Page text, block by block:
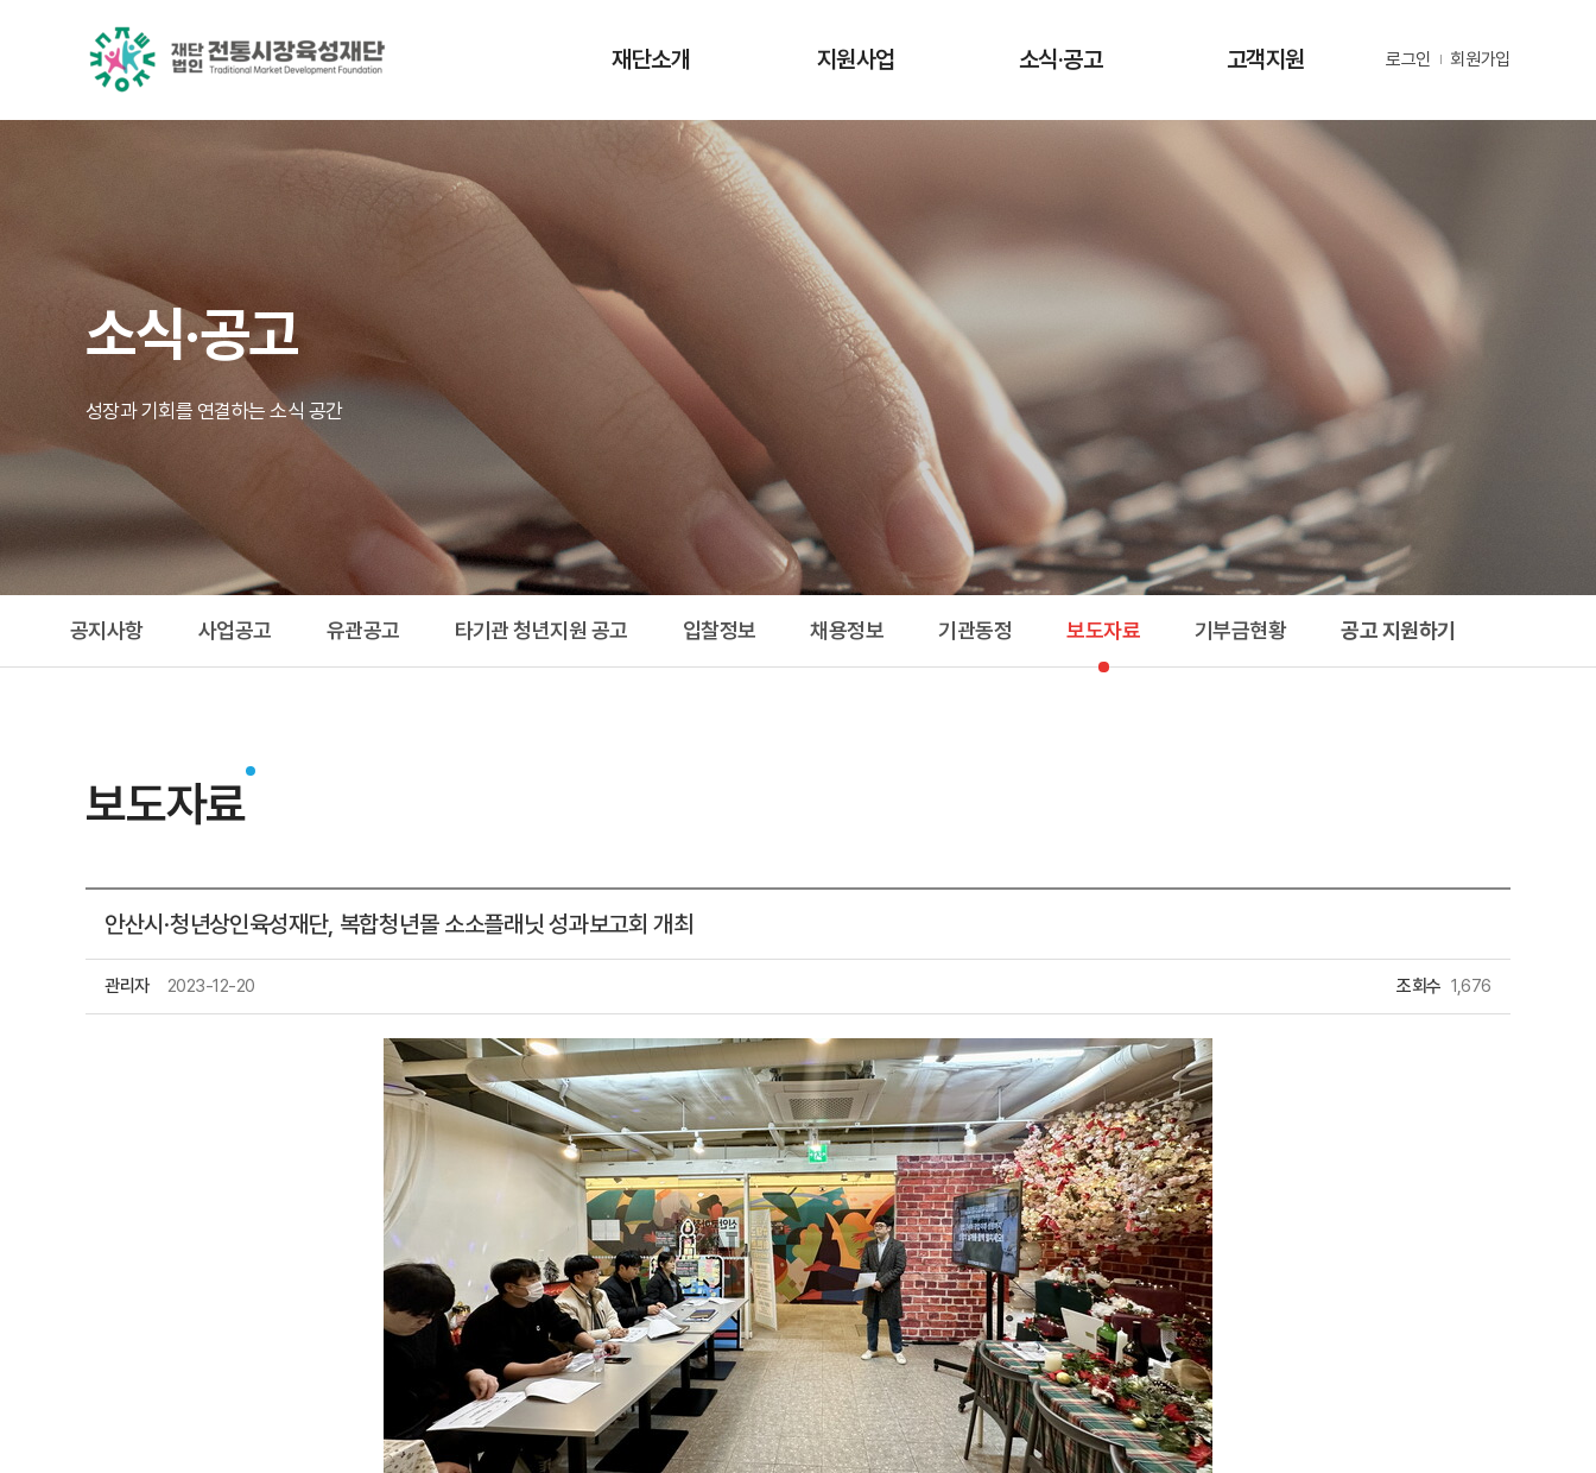
재단소개
CI·슬로건 소개
오시는 길
지원사업
청년상인 육성사업
창업단계
성장단계
도약단계
전통시장 디지털
역량강화 사업
소식·공고
유관공고
채용정보
기관동정
보도자료
기부금현황
공고 지원하기
고객지원
부정 및 공익신고
로그인 회원가입
소식·공고
성장과 기회를 연결하는 소식 공간
공지사항 사업공고 유관공고 타기관 청년지원 공고 입찰정보 채용정보 기관동정 보도자료 기부금현황 공고 지원하기
보도자료
안산시·청년상인육성재단, 복합청년몰 소소플래닛 성과보고회 개최
관리자 2023-12-20 조회수 1,676